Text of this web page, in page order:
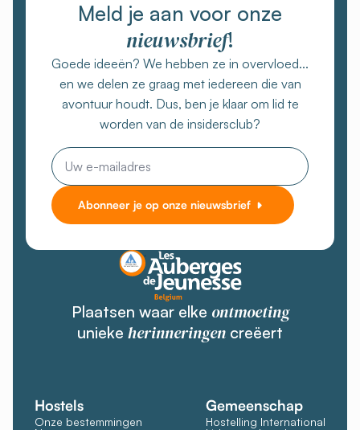
Meld je aan voor onze
nieuwsbrief!
Goede ideeën? We hebben ze in overvloed...
en we delen ze graag met iedereen die van
avontuur houdt. Dus, ben je klaar om lid te
worden van de insidersclub?
E-
mail
Abonneer je op onze nieuwsbrief
Plaatsen waar elke ontmoeting
unieke herinneringen creëert
Hostels
Onze bestemmingen
Gemeenschap
Hostelling International